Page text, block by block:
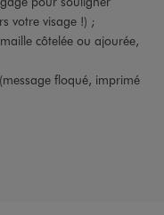
votre visage !) ;
côtelée ou ajourée,
floqué, imprimé